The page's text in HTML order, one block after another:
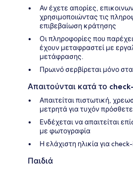
Αν έχετε απορίες,
χρησιμοποιώντας τις
επιβεβαίωση κράτησης
Οι πληροφορίες που
έχουν μεταφραστεί με
μετάφρασης.
Πρωινό σερβίρεται μόνο
Απαιτούνται κατά το
Απαιτείται πιστωτική,
μετρητά για τυχόν
Ενδέχεται να απαιτείται
με φωτογραφία
Η ελάχιστη ηλικία για
Παιδιά